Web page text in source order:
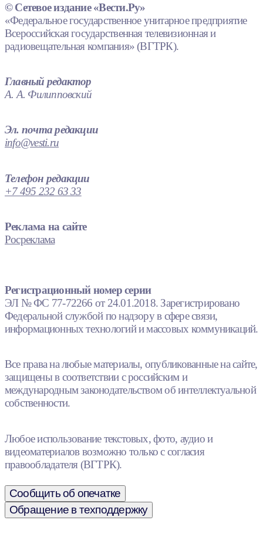
© Сетевое издание «Вести.Ру»
«Федеральное государственное унитарное предприятие
Всероссийская государственная телевизионная и
радиовещательная компания» (ВГТРК).
Главный редактор
А. А. Филипповский
Эл. почта редакции
info@vesti.ru
Телефон редакции
+7 495 232 63 33
Реклама на сайте
Росреклама
Регистрационный номер серии
ЭЛ № ФС 77-72266 от 24.01.2018. Зарегистрировано
Федеральной службой по надзору в сфере связи,
информационных технологий и массовых коммуникаций.
Все права на любые материалы, опубликованные на сайте,
защищены в соответствии с российским и
международным законодательством об интеллектуальной
собственности.
Любое использование текстовых, фото, аудио и
видеоматериалов возможно только с согласия
правообладателя (ВГТРК).
Сообщить об опечатке
Обращение в техподдержку